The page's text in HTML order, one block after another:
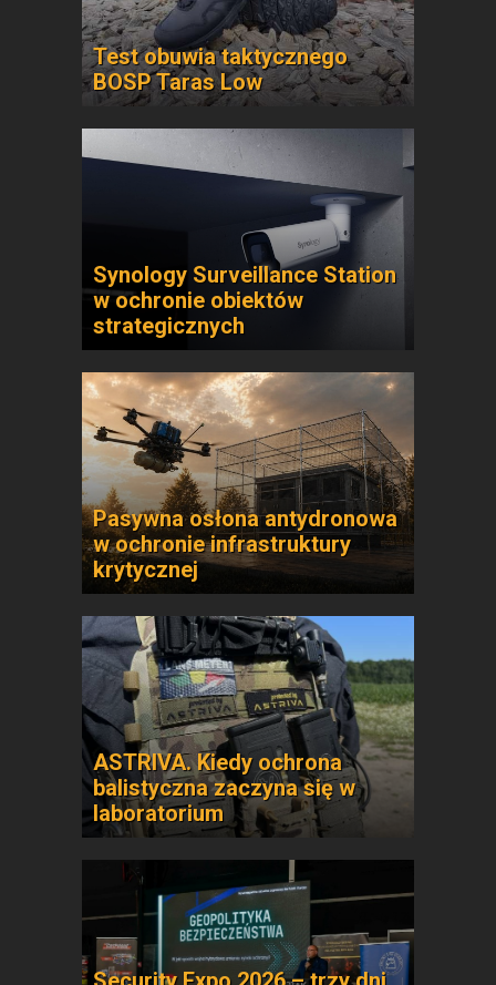
Test obuwia taktycznego
BOSP Taras Low
Synology Surveillance Station
w ochronie obiektów
strategicznych
Pasywna osłona antydronowa
w ochronie infrastruktury
krytycznej
ASTRIVA. Kiedy ochrona
balistyczna zaczyna się w
laboratorium